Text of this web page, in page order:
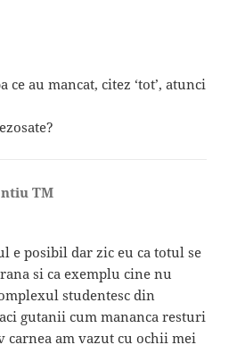
ce au mancat, citez ‘tot’, atunci
TM
e posibil dar zic eu ca totul se
si ca exemplu cine nu
studentesc din
gutanii cum mananca resturi
carnea am vazut cu ochii mei